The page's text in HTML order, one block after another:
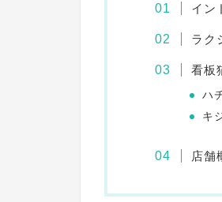
イン
ラク
看板
ハ
キ
店舗